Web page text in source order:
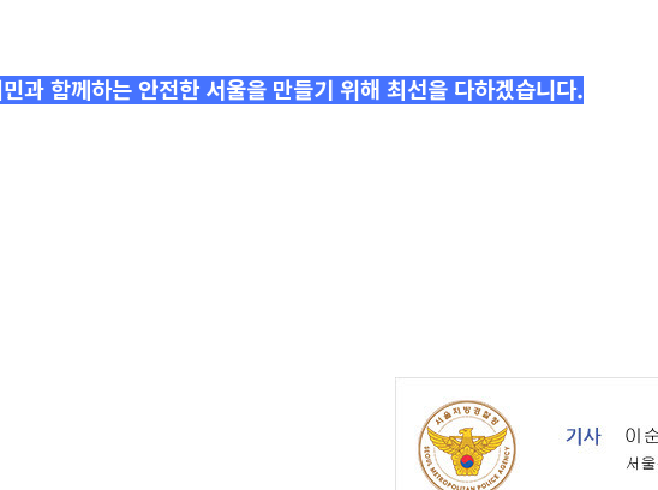
과 함께하는 안전한 서울을 만들기 위해 최선을 다하겠습니다.